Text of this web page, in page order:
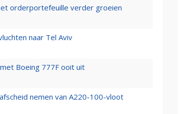
orderportefeuille verder groeien
naar Tel Aviv
Boeing 777F ooit uit
nemen van A220-100-vloot